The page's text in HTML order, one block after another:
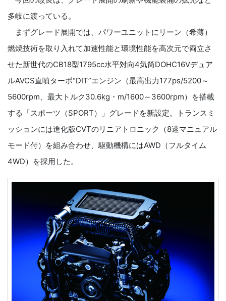
多岐に渡っている。
まずグレード展開では、パワーユニットにリーン（希薄）
燃焼技術を取り入れて加速性能と環境性能を高次元で両立さ
せた新世代のCB18型1795cc水平対向4気筒DOHC16Vデュア
ルAVCS直噴ターボ“DIT”エンジン（最高出力177ps/5200～
5600rpm、最大トルク30.6kg・m/1600～3600rpm）を搭載
する「スポーツ（SPORT）」グレードを新設定。トランスミ
ッションには進化版CVTのリニアトロニック（8速マニュアル
モード付）を組み合わせ、駆動機構にはAWD（フルタイム
4WD）を採用した。